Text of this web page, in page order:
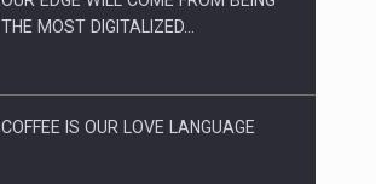
Proteinmaxxing and the Future of
THE MOST DIGITALIZED…
COFFEE IS OUR LOVE LANGUAGE